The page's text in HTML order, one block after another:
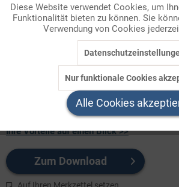
Themenbereich
Kultur und Gesellschaft
New Approaches to Promoting
holiday accommodation is getting
Ihre Vorteile auf einen Blick >>
Zum Download
Auf Ihren Merkzettel setzen
Marketing
Diese Website verwendet Cookies, um
Funktionalität bieten zu können. Sie
Verwendung von Cookies
Nur funktionale Cookies
Alle Cookies